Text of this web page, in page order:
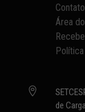
Contato
Área

de